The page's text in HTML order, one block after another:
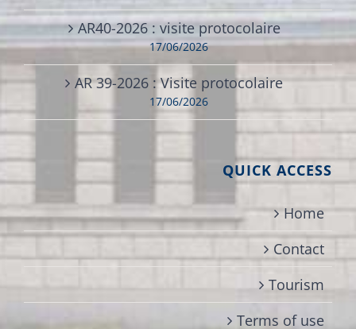
AR40-2026 : visite protocolaire
17/06/2026
AR 39-2026 : Visite protocolaire
17/06/2026
QUICK ACCESS
Home
Contact
Tourism
Terms of use